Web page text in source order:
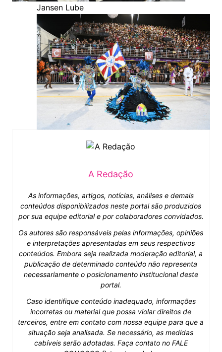
Jansen Lube
A Redação
As informações, artigos, notícias, análises e demais
conteúdos disponibilizados neste portal são produzidos
por sua equipe editorial e por colaboradores convidados.
Os autores são responsáveis pelas informações, opiniões
e interpretações apresentadas em seus respectivos
conteúdos. Embora seja realizada moderação editorial, a
publicação de determinado conteúdo não representa
necessariamente o posicionamento institucional deste
portal.
Caso identifique conteúdo inadequado, informações
incorretas ou material que possa violar direitos de
terceiros, entre em contato com nossa equipe para que a
situação seja analisada. Se necessário, as medidas
cabíveis serão adotadas. Faça contato no FALE